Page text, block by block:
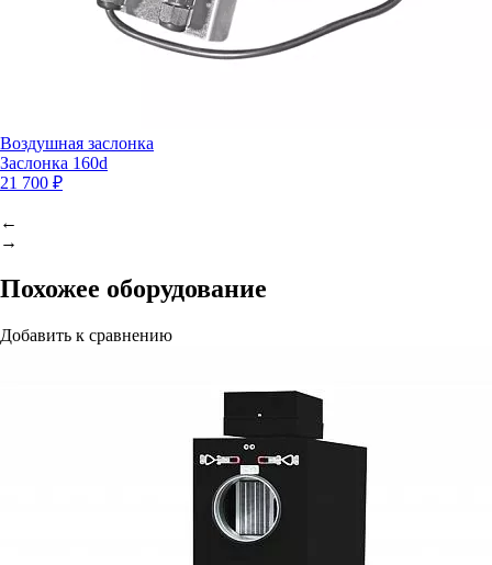
Воздушная заслонка
Заслонка 160d
21 700 ₽
←
→
Похожее оборудование
Добавить к сравнению